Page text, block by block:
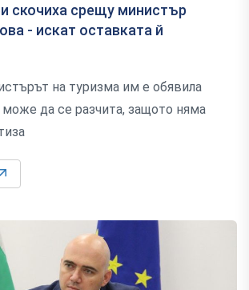
скочиха срещу министър
- искат оставката й
на туризма им е обявила
може да се разчита, защото няма